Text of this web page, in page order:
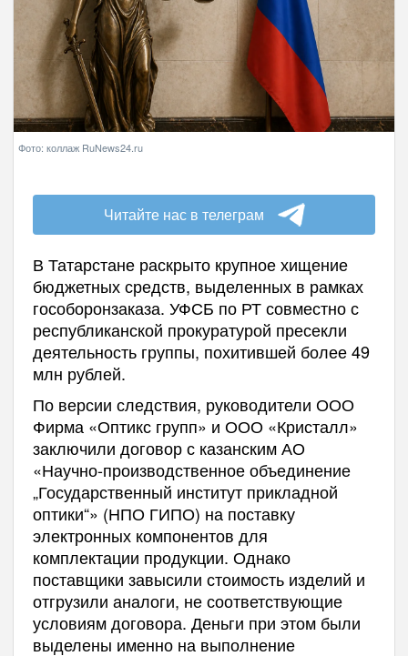
Фото: коллаж RuNews24.ru
Читайте нас в телеграм
В Татарстане раскрыто крупное хищение
бюджетных средств, выделенных в рамках
гособоронзаказа. УФСБ по РТ совместно с
республиканской прокуратурой пресекли
деятельность группы, похитившей более 49
млн рублей.
По версии следствия, руководители ООО
Фирма «Оптикс групп» и ООО «Кристалл»
заключили договор с казанским АО
«Научно-производственное объединение
„Государственный институт прикладной
оптики“» (НПО ГИПО) на поставку
электронных компонентов для
комплектации продукции. Однако
поставщики завысили стоимость изделий и
отгрузили аналоги, не соответствующие
условиям договора. Деньги при этом были
выделены именно на выполнение